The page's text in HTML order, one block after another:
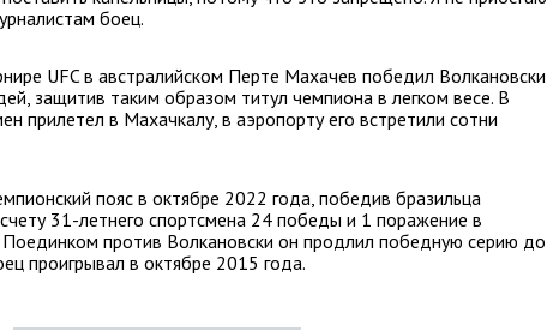
боец.
UFC в австралийском Перте Махачев победил Волкановски
защитив таким образом титул чемпиона в легком весе. В
прилетел в Махачкалу, в аэропорту его встретили сотни
пояс в октябре 2022 года, победив бразильца
31-летнего спортсмена 24 победы и 1 поражение в
против Волкановски он продлил победную серию до
проигрывал в октябре 2015 года.